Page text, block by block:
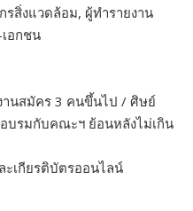
รสิ่งแวดล้อม, ผู้ทำรายงาน
อกชน
านสมัคร 3 คนขึ้นไป / ศิษย์
บรมกับคณะฯ ย้อนหลังไม่เกิน
ะเกียรติบัตรออนไลน์